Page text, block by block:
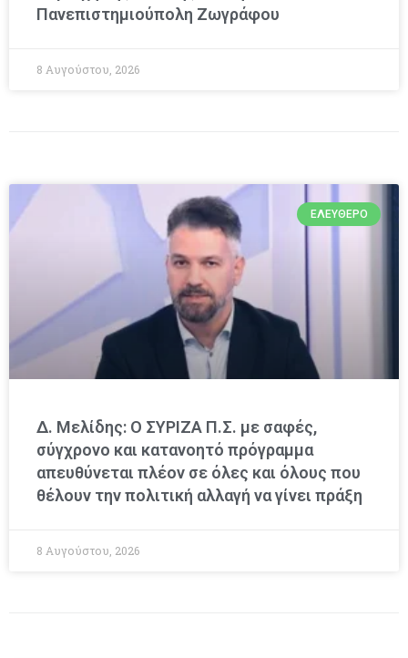
Πανεπιστημιούπολη Ζωγράφου
8 Αυγούστου, 2026
ΕΛΕΎΘΕΡΟ
Δ. Μελίδης: Ο ΣΥΡΙΖΑ Π.Σ. με σαφές,
σύγχρονο και κατανοητό πρόγραμμα
απευθύνεται πλέον σε όλες και όλους που
θέλουν την πολιτική αλλαγή να γίνει πράξη
8 Αυγούστου, 2026